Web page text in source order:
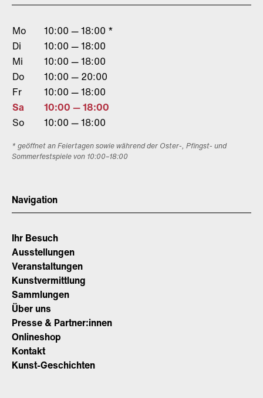
Mo
10:00 — 18:00 *
Di
10:00 — 18:00
Mi
10:00 — 18:00
Do
10:00 — 20:00
Fr
10:00 — 18:00
Sa
10:00 — 18:00
So
10:00 — 18:00
* geöffnet an Feiertagen sowie während der Oster-, Pfingst- und
Sommerfestspiele von 10:00–18:00
Navigation
Ihr Besuch
Ausstellungen
Veranstaltungen
Kunstvermittlung
Sammlungen
Über uns
Presse & Partner:innen
Onlineshop
Kontakt
Kunst-Geschichten